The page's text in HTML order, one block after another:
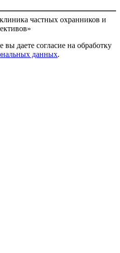
частных охранников и
вы даете согласие на обработку
данных.